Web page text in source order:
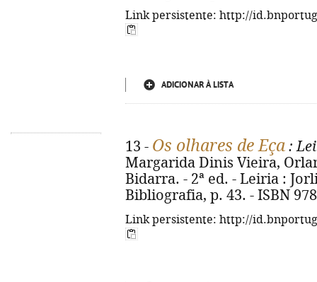
Link persistente: http://
ADICIONAR À LISTA
13 - Os olhares de Eça :
Margarida Dinis Vieira,
Bidarra. - 2ª ed. - Leiria :
Bibliografia, p. 43. - ISBN
Link persistente: http://